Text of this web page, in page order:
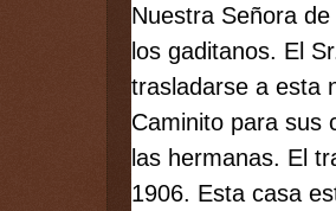
Nuestra Señora
los gaditanos. El
trasladarse a esta
Caminito para sus
las hermanas. El
1906. Esta casa